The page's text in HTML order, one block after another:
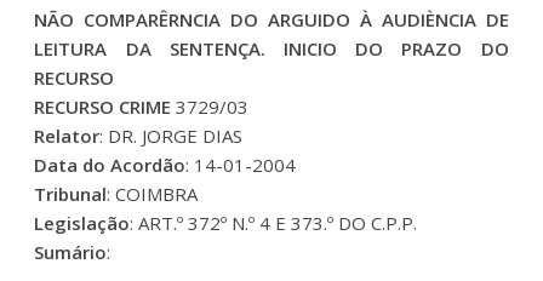
NÃO COMPARÊRNCIA DO ARGUIDO À AUDIÈNCIA DE
LEITURA DA SENTENÇA. INICIO DO PRAZO DO
RECURSO
RECURSO CRIME 3729/03
Relator: DR. JORGE DIAS
Data do Acordão: 14-01-2004
Tribunal: COIMBRA
Legislação: ART.º 372º N.º 4 E 373.º DO C.P.P.
Sumário: